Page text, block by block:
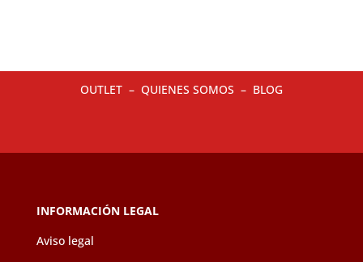
OUTLET – QUIENES SOMOS – BLOG
INFORMACIÓN LEGAL
Aviso legal